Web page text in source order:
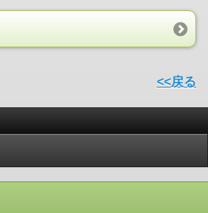
<<戻る